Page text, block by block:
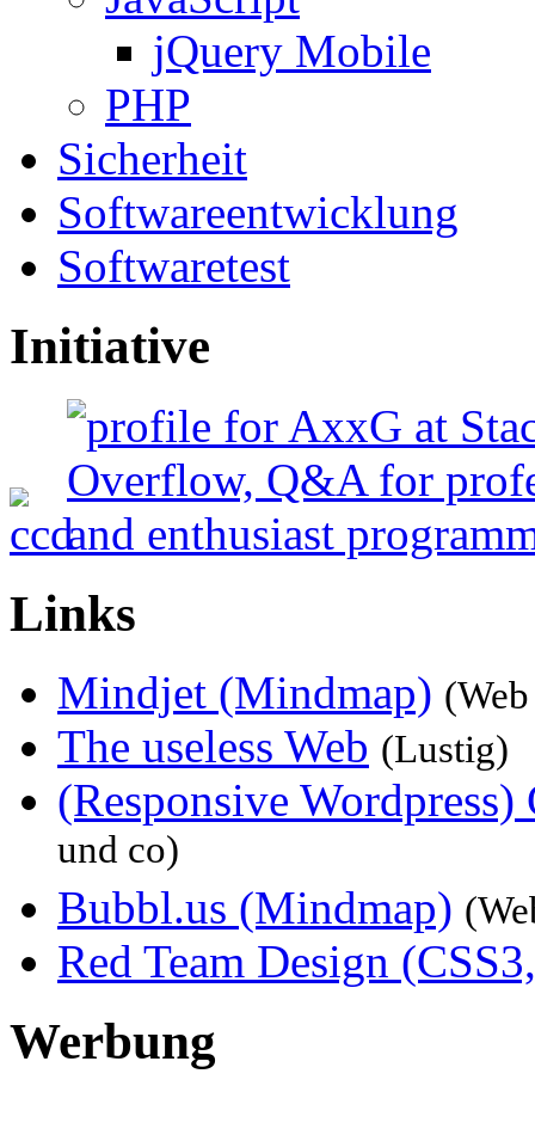
jQuery Mobile
PHP
Sicherheit
Softwareentwicklung
Softwaretest
Initiative
Links
Mindjet (Mindmap)
The useless Web (Lustig)
(Responsive Wordpress)
und co)
Bubbl.us (Mindmap)
Red Team Design
Werbung